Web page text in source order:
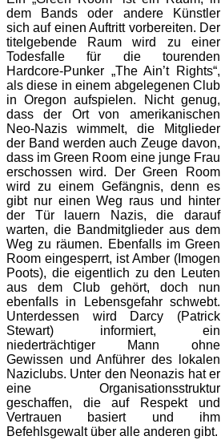
dem Bands oder andere Künstler
sich auf einen Auftritt vorbereiten. Der
titelgebende Raum wird zu einer
Todesfalle für die tourenden
Hardcore-Punker „The Ain’t Rights“,
als diese in einem abgelegenen Club
in Oregon aufspielen. Nicht genug,
dass der Ort von amerikanischen
Neo-Nazis wimmelt, die Mitglieder
der Band werden auch Zeuge davon,
dass im Green Room eine junge Frau
erschossen wird. Der Green Room
wird zu einem Gefängnis, denn es
gibt nur einen Weg raus und hinter
der Tür lauern Nazis, die darauf
warten, die Bandmitglieder aus dem
Weg zu räumen. Ebenfalls im Green
Room eingesperrt, ist Amber (Imogen
Poots), die eigentlich zu den Leuten
aus dem Club gehört, doch nun
ebenfalls in Lebensgefahr schwebt.
Unterdessen wird Darcy (Patrick
Stewart) informiert, ein
niederträchtiger Mann ohne
Gewissen und Anführer des lokalen
Naziclubs. Unter den Neonazis hat er
eine Organisationsstruktur
geschaffen, die auf Respekt und
Vertrauen basiert und ihm
Befehlsgewalt über alle anderen gibt.